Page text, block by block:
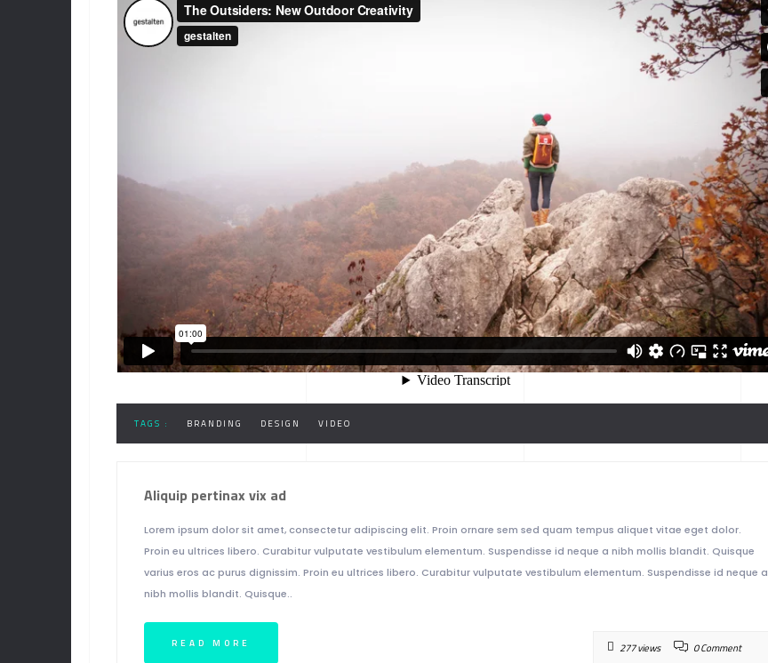
TAGS : BRANDING DESIGN VIDEO
Aliquip pertinax vix ad
Lorem ipsum dolor sit amet, consectetur adipiscing elit. Proin ornare sem sed quam tempus aliquet vitae eget dolor.
Proin eu ultrices libero. Curabitur vulputate vestibulum elementum. Suspendisse id neque a nibh mollis blandit. Quisque
varius eros ac purus dignissim. Proin eu ultrices libero. Curabitur vulputate vestibulum elementum. Suspendisse id neque a
nibh mollis blandit. Quisque..
READ MORE 277 views 0 Comment